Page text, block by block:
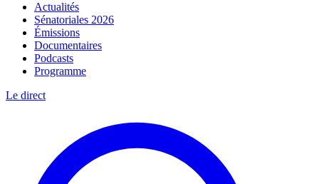
Actualités
Sénatoriales 2026
Émissions
Documentaires
Podcasts
Programme
Le direct